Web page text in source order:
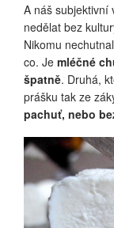
A náš subjektivní
nedělat bez
Nikomu
co. Je mléčné
špatně. Druhá,
prášku tak ze
pachuť, nebo